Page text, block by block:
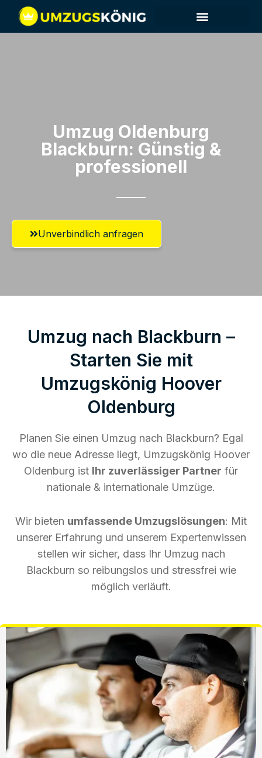
Umzug Oldenburg​
Blackburn: Günstig &
professionell​
Unverbindlich anfragen
Umzug nach Blackburn –
Starten Sie mit
Umzugskönig Hoover
Oldenburg
Planen Sie einen Umzug nach Blackburn? Egal
wo die neue Adresse liegt, Umzugskönig Hoover
Oldenburg ist Ihr zuverlässiger Partner für
nationale & internationale Umzüge.
Wir bieten umfassende Umzugslösungen: Mit
unserer Erfahrung und unserem Expertenwissen
stellen wir sicher, dass Ihr Umzug nach
Blackburn so reibungslos und stressfrei wie
möglich verläuft.